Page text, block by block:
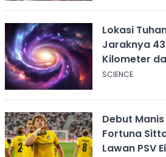
Lokasi
Jaraknya
Kilometer
Ilmuwan
SCIENCE
Debut
Fortuna
Lawan PSV